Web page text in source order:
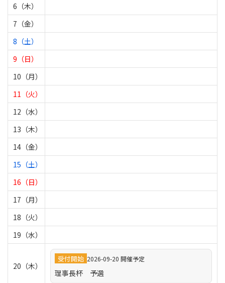
6（木）
7（金）
8（土）
9（日）
10（月）
11（火）
12（水）
13（木）
14（金）
15（土）
16（日）
17（月）
18（火）
19（水）
20（木）
受付開始 2026-09-20 開催予定
理事長杯 予選